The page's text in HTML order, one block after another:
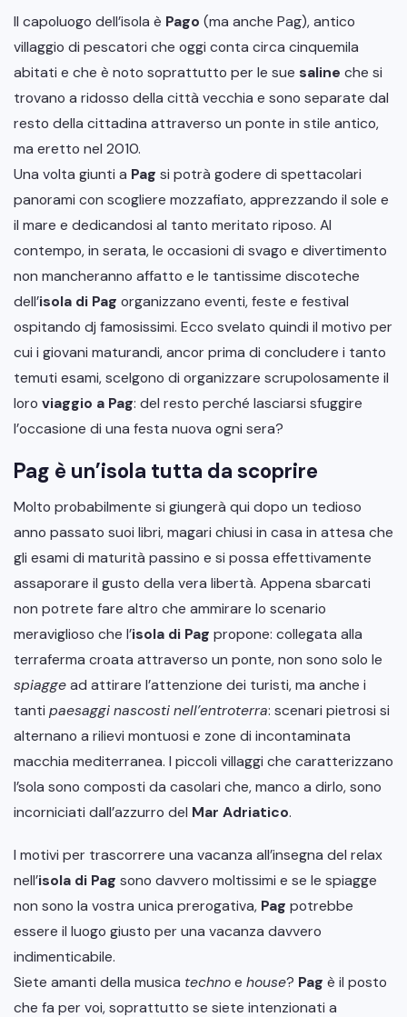
Il capoluogo dell’isola è Pago (ma anche Pag), antico
villaggio di pescatori che oggi conta circa cinquemila
abitati e che è noto soprattutto per le sue saline che si
trovano a ridosso della città vecchia e sono separate dal
resto della cittadina attraverso un ponte in stile antico,
ma eretto nel 2010.
Una volta giunti a Pag si potrà godere di spettacolari
panorami con scogliere mozzafiato, apprezzando il sole e
il mare e dedicandosi al tanto meritato riposo. Al
contempo, in serata, le occasioni di svago e divertimento
non mancheranno affatto e le tantissime discoteche
dell’isola di Pag organizzano eventi, feste e festival
ospitando dj famosissimi. Ecco svelato quindi il motivo per
cui i giovani maturandi, ancor prima di concludere i tanto
temuti esami, scelgono di organizzare scrupolosamente il
loro viaggio a Pag: del resto perché lasciarsi sfuggire
l’occasione di una festa nuova ogni sera?
Pag è un’isola tutta da scoprire
Molto probabilmente si giungerà qui dopo un tedioso
anno passato suoi libri, magari chiusi in casa in attesa che
gli esami di maturità passino e si possa effettivamente
assaporare il gusto della vera libertà. Appena sbarcati
non potrete fare altro che ammirare lo scenario
meraviglioso che l’isola di Pag propone: collegata alla
terraferma croata attraverso un ponte, non sono solo le
spiaggead attirare l’attenzione dei turisti, ma anche i
tanti paesaggi nascosti nell’entroterra: scenari pietrosi si
alternano a rilievi montuosi e zone di incontaminata
macchia mediterranea. I piccoli villaggi che caratterizzano
l’sola sono composti da casolari che, manco a dirlo, sono
incorniciati dall’azzurro del Mar Adriatico.
I motivi per trascorrere una vacanza all’insegna del relax
nell’isola di Pag sono davvero moltissimi e se le spiagge
non sono la vostra unica prerogativa, Pag potrebbe
essere il luogo giusto per una vacanza davvero
indimenticabile.
Siete amanti della musica technoe house? Pag è il posto
che fa per voi, soprattutto se siete intenzionati a